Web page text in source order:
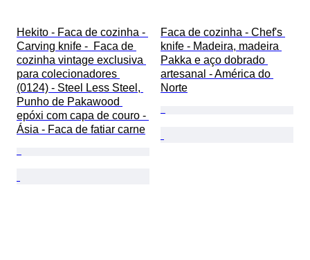
Hekito - Faca de cozinha -
Carving knife -  Faca de
cozinha vintage exclusiva
para colecionadores
(0124) - Steel Less Steel,
Punho de Pakawood
epóxi com capa de couro -
Ásia - Faca de fatiar carne
Faca de cozinha - Chef's
knife - Madeira, madeira
Pakka e aço dobrado
artesanal - América do
Norte